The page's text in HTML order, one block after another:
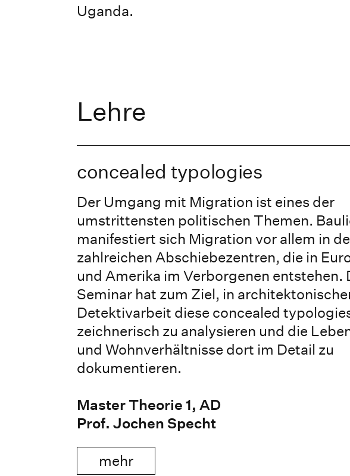
Uganda.
Lehre
concealed typologies
Der Umgang mit Migration ist eines der
umstrittensten politischen Themen.
manifestiert sich Migration vor allem in
zahlreichen Abschiebezentren, die in
und Amerika im Verborgenen entstehen.
Seminar hat zum Ziel, in
Detektivarbeit diese concealed
zeichnerisch zu analysieren und die
und Wohnverhältnisse dort im Detail zu
dokumentieren.
Master Theorie 1, AD
Prof. Jochen Specht
mehr